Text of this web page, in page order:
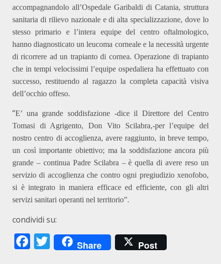
accompagnandolo all’Ospedale Garibaldi di Catania, struttura
sanitaria di rilievo nazionale e di alta specializzazione, dove lo
stesso primario e l’intera equipe del centro oftalmologico,
hanno diagnosticato un leucoma corneale e la necessità urgente
di ricorrere ad un trapianto di cornea. Operazione di trapianto
che in tempi velocissimi l’equipe ospedaliera ha effettuato con
successo, restituendo al ragazzo la completa capacità visiva
dell’occhio offeso.
“E’ una grande soddisfazione -dice il Direttore del Centro
Tomasi di Agrigento, Don Vito Scilabra,-per l’equipe del
nostro centro di accoglienza, avere raggiunto, in breve tempo,
un così importante obiettivo; ma la soddisfazione ancora più
grande – continua Padre Scilabra – è quella di avere reso un
servizio di accoglienza che contro ogni pregiudizio xenofobo,
si è integrato in maniera efficace ed efficiente, con gli altri
servizi sanitari operanti nel territorio”.
condividi su:
Facebook
Twitter
Share Post